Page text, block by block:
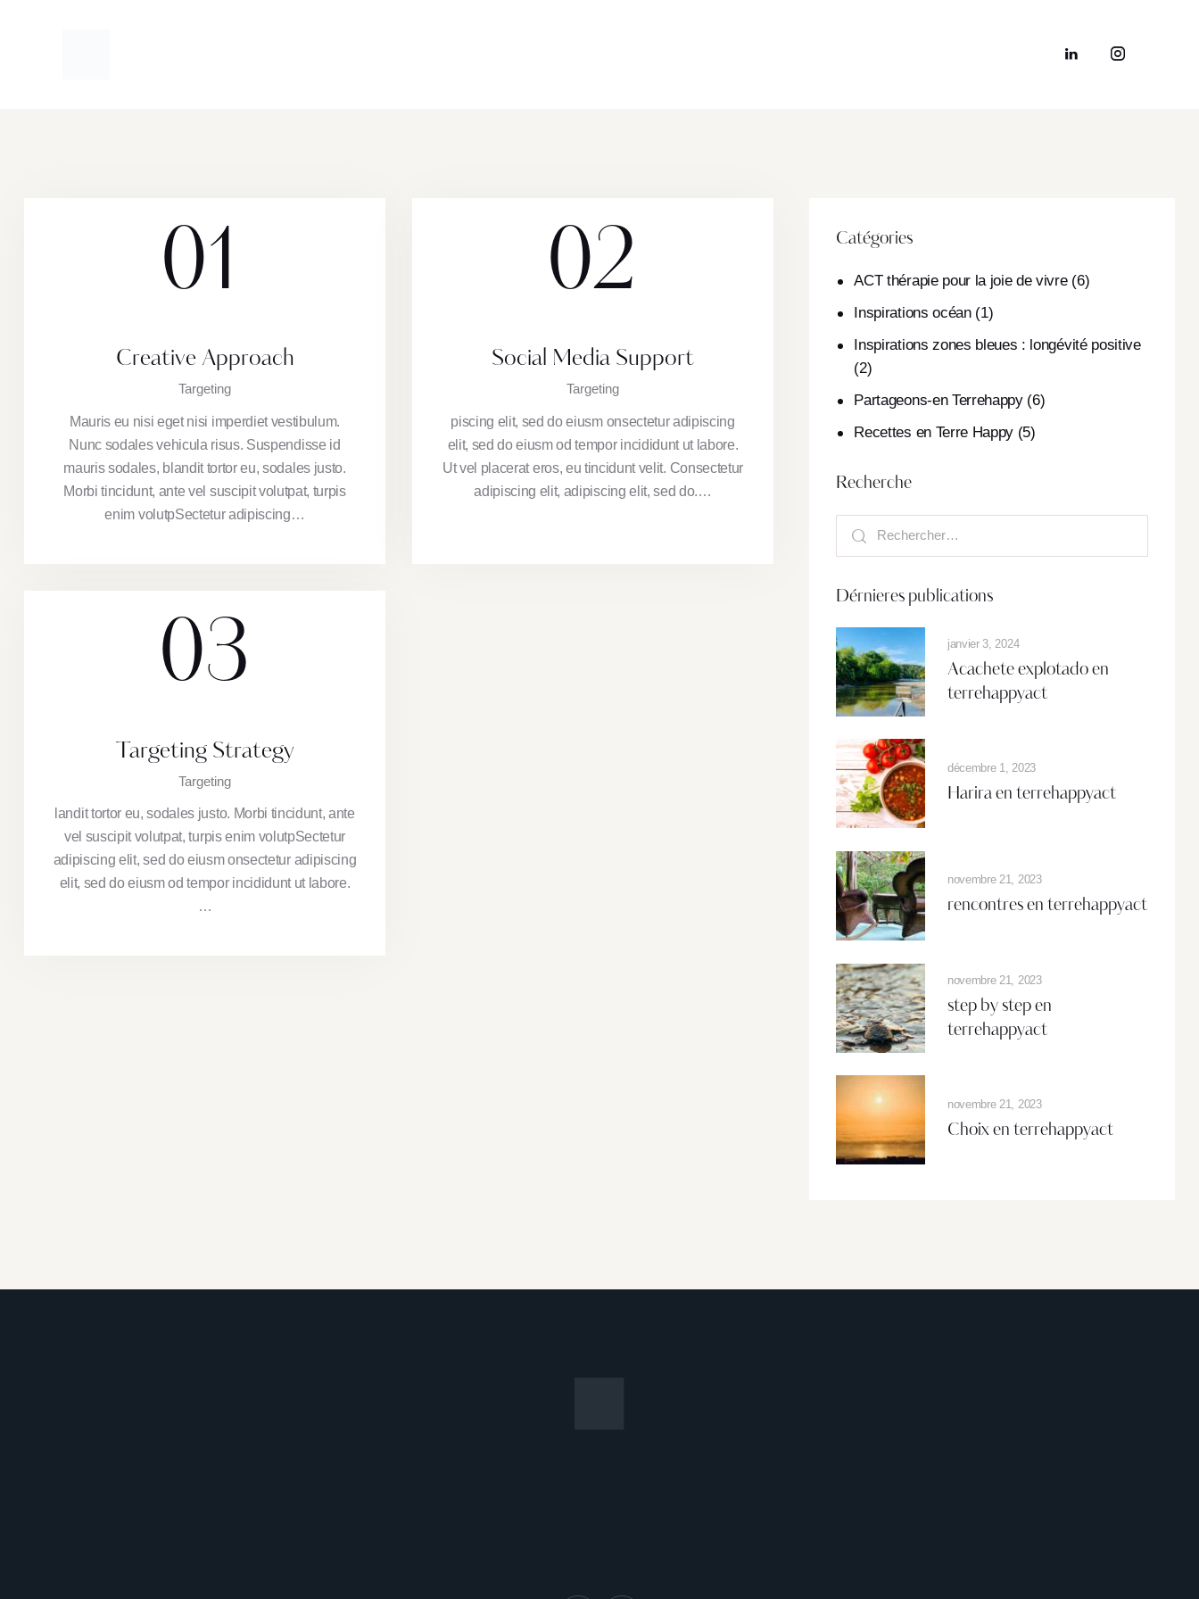
01
Creative Approach
Targeting
Mauris eu nisi eget nisi imperdiet vestibulum.
Nunc sodales vehicula risus. Suspendisse id
mauris sodales, blandit tortor eu, sodales justo.
Morbi tincidunt, ante vel suscipit volutpat, turpis
enim volutpSectetur adipiscing…
02
Social Media Support
Targeting
piscing elit, sed do eiusm onsectetur adipiscing
elit, sed do eiusm od tempor incididunt ut labore.
Ut vel placerat eros, eu tincidunt velit. Consectetur
adipiscing elit, adipiscing elit, sed do.…
03
Targeting Strategy
Targeting
landit tortor eu, sodales justo. Morbi tincidunt, ante
vel suscipit volutpat, turpis enim volutpSectetur
adipiscing elit, sed do eiusm onsectetur adipiscing
elit, sed do eiusm od tempor incididunt ut labore.
…
Catégories
ACT thérapie pour la joie de vivre(6)
Inspirations océan(1)
Inspirations zones bleues : longévité positive
(2)
Partageons-en Terrehappy(6)
Recettes en Terre Happy (5)
Recherche
Dérnieres publications
janvier 3, 2024
Acachete explotado en
terrehappyact
décembre 1, 2023
Harira en terrehappyact
novembre 21, 2023
rencontres en terrehappyact
novembre 21, 2023
step by step en
terrehappyact
novembre 21, 2023
Choix en terrehappyact